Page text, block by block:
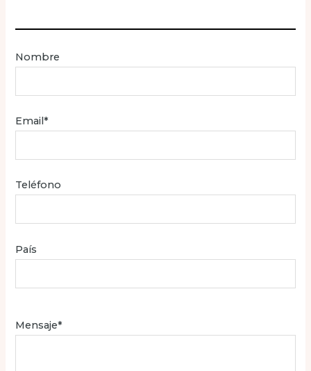
Nombre
Email*
Teléfono
País
Mensaje*